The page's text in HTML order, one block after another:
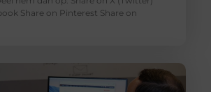
Share on Pinterest Share on